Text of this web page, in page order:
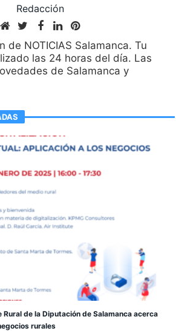
Redacción
de NOTICIAS Salamanca. Tu
las 24 horas del día. Las
de Salamanca y
Rural de la Diputación de Salamanca acerca
rurales